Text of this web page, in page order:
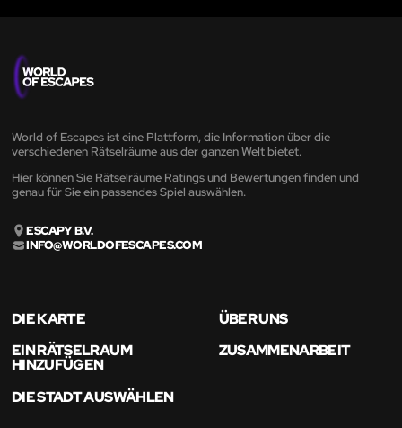
World of Escapes ist eine Plattform, die Information über die
verschiedenen Rätselräume aus der ganzen Welt bietet.
Hier können Sie Rätselräume Ratings und Bewertungen finden und
genau für Sie ein passendes Spiel auswählen.
ESCAPY B.V.
INFO@WORLDOFESCAPES.COM
DIE KARTE
ÜBER UNS
EIN RÄTSELRAUM
HINZUFÜGEN
ZUSAMMENARBEIT
DIE STADT AUSWÄHLEN